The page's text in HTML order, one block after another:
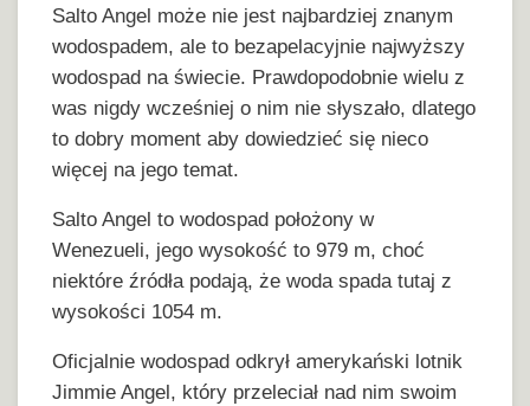
Salto Angel może nie jest najbardziej znanym
wodospadem, ale to bezapelacyjnie najwyższy
wodospad na świecie. Prawdopodobnie wielu z
was nigdy wcześniej o nim nie słyszało, dlatego
to dobry moment aby dowiedzieć się nieco
więcej na jego temat.
Salto Angel to wodospad położony w
Wenezueli, jego wysokość to 979 m, choć
niektóre źródła podają, że woda spada tutaj z
wysokości 1054 m.
Oficjalnie wodospad odkrył amerykański lotnik
Jimmie Angel, który przeleciał nad nim swoim